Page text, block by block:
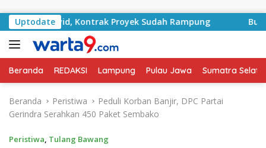
Uptodate
Basyid, Kontrak Proyek Sudah Rampung Bulan
Beranda REDAKSI Lampung Pulau Jawa Sumatra
Beranda Peristiwa
Peduli Korban Banjir, DPC Partai
Gerindra Serahkan 450 Paket Sembako
Peristiwa, Tulang Bawang